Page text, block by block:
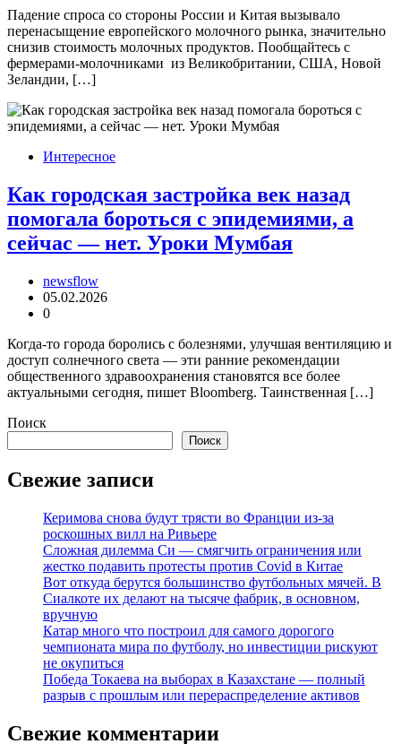
Падение спроса со стороны России и Китая вызывало
перенасыщение европейского молочного рынка, значительно
снизив стоимость молочных продуктов. Пообщайтесь с
фермерами-молочниками из Великобритании, США, Новой
Зеландии, […]
Интересное
Как городская застройка век назад
помогала бороться с эпидемиями, а
сейчас — нет. Уроки Мумбая
newsflow
05.02.2026
0
Когда-то города боролись с болезнями, улучшая вентиляцию и
доступ солнечного света — эти ранние рекомендации
общественного здравоохранения становятся все более
актуальными сегодня, пишет Bloomberg. Таинственная […]
Поиск
Поиск
Свежие записи
Керимова снова будут трясти во Франции из-за
роскошных вилл на Ривьере
Сложная дилемма Си — смягчить ограничения или
жестко подавить протесты против Covid в Китае
Вот откуда берутся большинство футбольных мячей. В
Сиалкоте их делают на тысяче фабрик, в основном,
вручную
Катар много что построил для самого дорогого
чемпионата мира по футболу, но инвестиции рискуют
не окупиться
Победа Токаева на выборах в Казахстане — полный
разрыв с прошлым или перераспределение активов
Свежие комментарии